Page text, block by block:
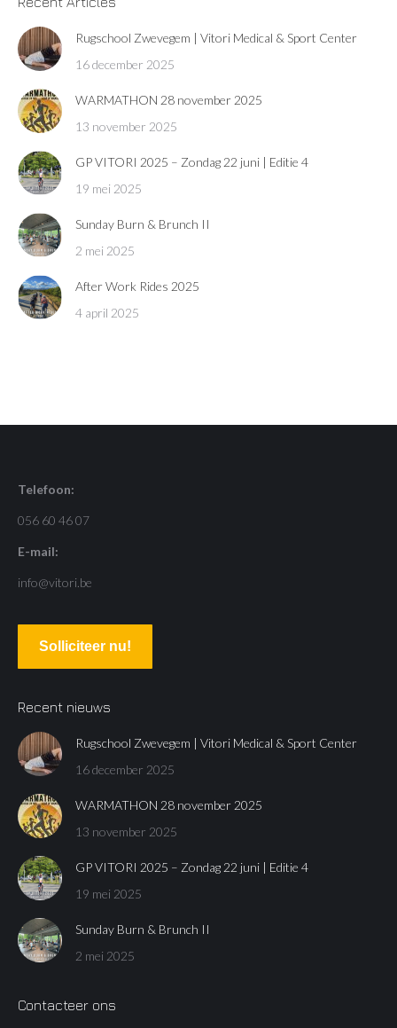
Rugschool Zwevegem | Vitori Medical & Sport Center
16 december 2025
WARMATHON 28 november 2025
13 november 2025
GP VITORI 2025 – Zondag 22 juni | Editie 4
19 mei 2025
Sunday Burn & Brunch II
2 mei 2025
After Work Rides 2025
4 april 2025
Telefoon:
056 60 46 07
E-mail:
info@vitori.be
Solliciteer nu!
Recent nieuws
Rugschool Zwevegem | Vitori Medical & Sport Center
16 december 2025
WARMATHON 28 november 2025
13 november 2025
GP VITORI 2025 – Zondag 22 juni | Editie 4
19 mei 2025
Sunday Burn & Brunch II
2 mei 2025
Contacteer ons